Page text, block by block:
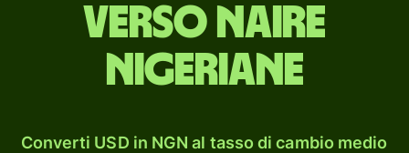
verso naire
nigeriane
Converti USD in NGN al tasso di cambio medio